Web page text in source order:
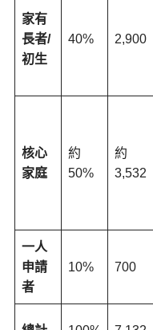
家有
長者/
初生
40% 2,900
核心
家庭
約
50%
約
3,532
一人
申請
者
10% 700